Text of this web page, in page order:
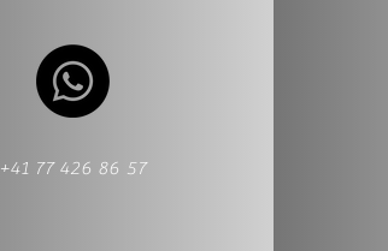
+41 77 426 86 57